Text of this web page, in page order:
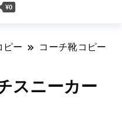
¥0
ピー
コーチ靴コピー
スニーカー